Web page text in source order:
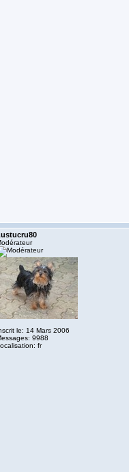
le: 14 Mars 2006
9988
fr